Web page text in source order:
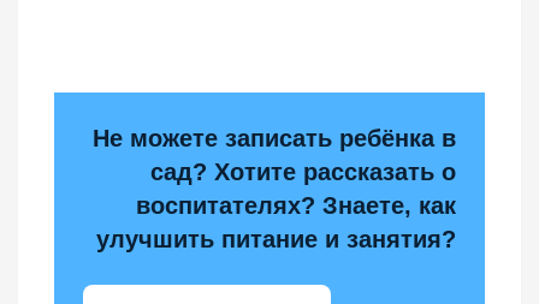
Не можете записать ребёнка в
сад? Хотите рассказать о
воспитателях? Знаете, как
улучшить питание и занятия?